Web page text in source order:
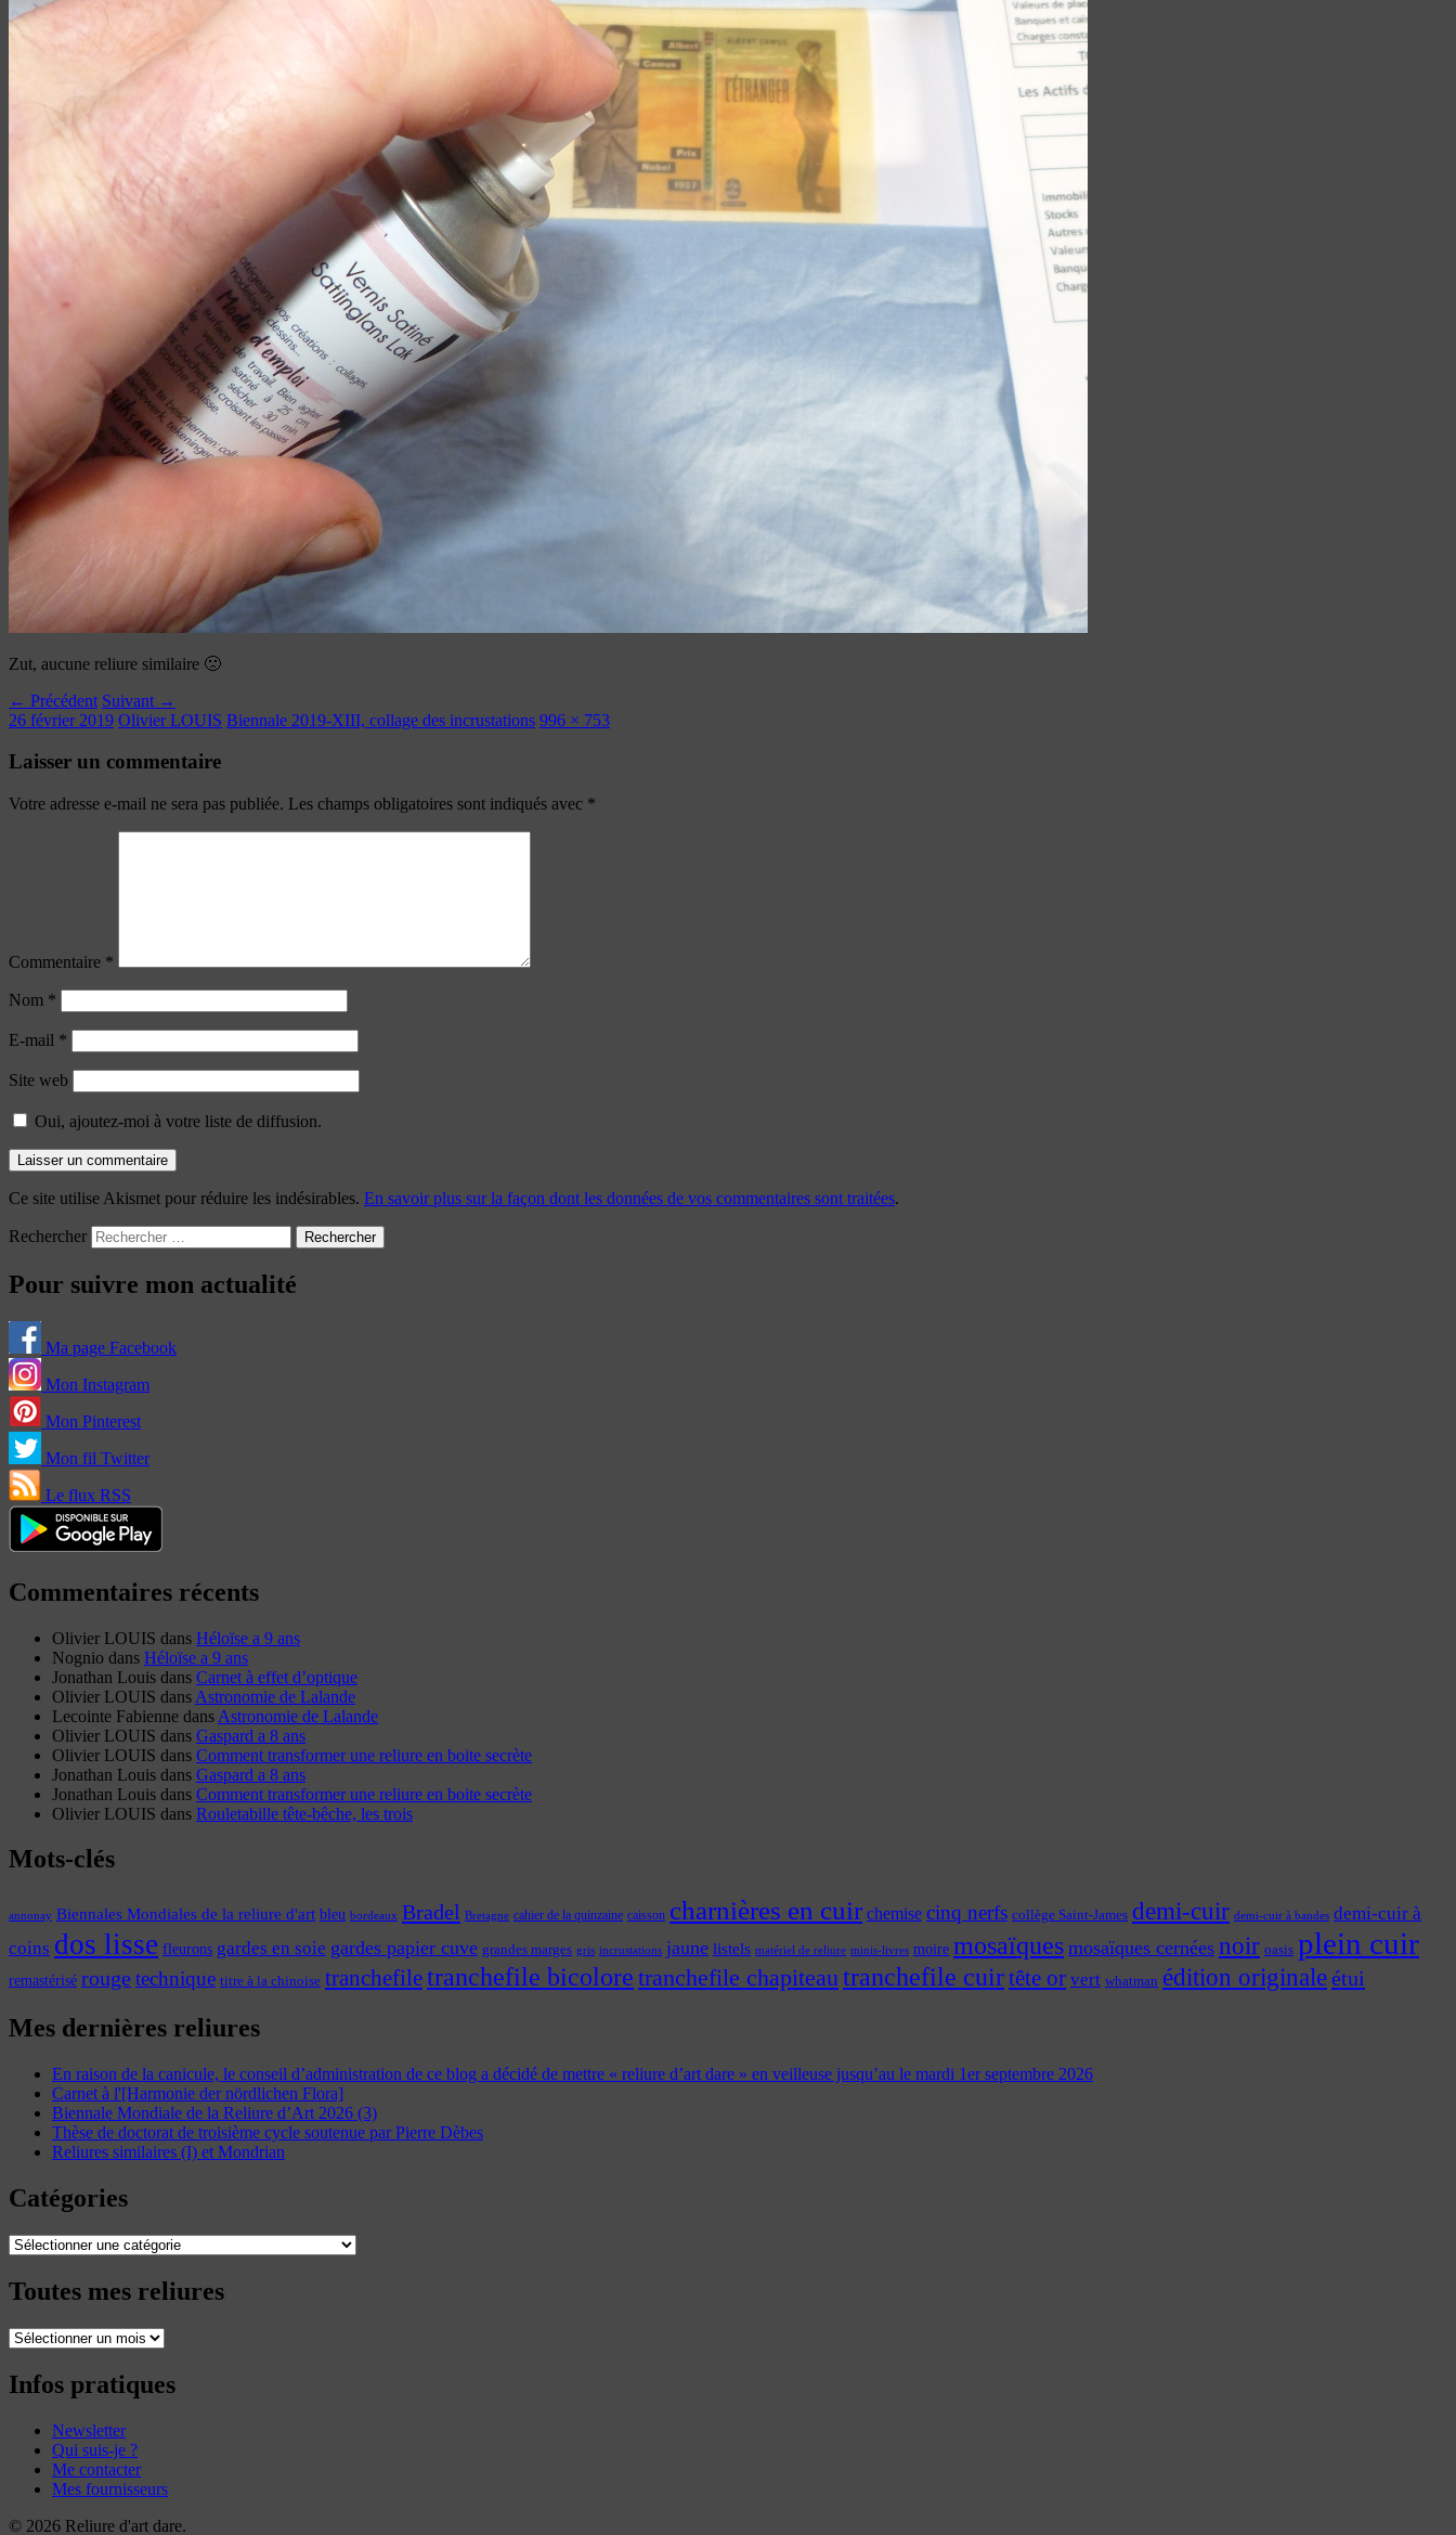
Zut, aucune reliure similaire 🙁
← Précédent Suivant →
26 février 2019 Olivier LOUIS Biennale 2019-XIII, collage des incrustations 996 × 753
Laisser un commentaire
Votre adresse e-mail ne sera pas publiée. Les champs obligatoires sont indiqués avec *
Commentaire *
Nom *
E-mail *
Site web
Oui, ajoutez-moi à votre liste de diffusion.
Ce site utilise Akismet pour réduire les indésirables. En savoir plus sur la façon dont les données de vos commentaires sont traitées.
Rechercher
Pour suivre mon actualité
Ma page Facebook
Mon Instagram
Mon Pinterest
Mon fil Twitter
Le flux RSS
Commentaires récents
Olivier LOUIS dans Héloïse a 9 ans
Nognio dans Héloïse a 9 ans
Jonathan Louis dans Carnet à effet d’optique
Olivier LOUIS dans Astronomie de Lalande
Lecointe Fabienne dans Astronomie de Lalande
Olivier LOUIS dans Gaspard a 8 ans
Olivier LOUIS dans Comment transformer une reliure en boite secrète
Jonathan Louis dans Gaspard a 8 ans
Jonathan Louis dans Comment transformer une reliure en boite secrète
Olivier LOUIS dans Rouletabille tête-bêche, les trois
Mots-clés
annonay Biennales Mondiales de la reliure d'art bleu bordeaux Bradel Bretagne cahier de la quinzaine caisson charnières en cuir chemise cinq nerfs collège Saint-James demi-cuir demi-cuir à bandes demi-cuir à
coins dos lisse fleurons gardes en soie gardes papier cuve grandes marges gris incrustations jaune listels matériel de reliure minis-livres moire mosaïques mosaïques cernées noir oasis plein cuir
remastérisé rougetechnique titre à la chinoise tranchefiletranchefile bicolore tranchefile chapiteautranchefile cuirtête or vert whatman édition originaleétui
Mes dernières reliures
En raison de la canicule, le conseil d’administration de ce blog a décidé de mettre « reliure d’art dare » en veilleuse jusqu’au le mardi 1er septembre 2026
Carnet à l'[Harmonie der nördlichen Flora]
Biennale Mondiale de la Reliure d’Art 2026 (3)
Thèse de doctorat de troisième cycle soutenue par Pierre Dèbes
Reliures similaires (I) et Mondrian
Catégories
Catégories
Toutes mes reliures
Toutes
reliures
Infos pratiques
Newsletter
Qui suis-je ?
Me contacter
Mes fournisseurs
© 2026 Reliure d'art dare.